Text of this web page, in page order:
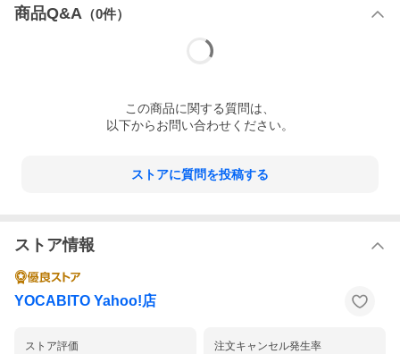
・左右の大型窓で見晴らし＆通気性抜群。
・インナーテントには外部電源コード用のジッパー付き。
・フロントシートは、別売りポールと組み合わせて跳ね上げ可
・持ち運びに便利な専用キャリーバッグが付属。
※火の粉が飛ぶ場所などでの使用はお控えください。
初回お届け日から180日間、適切な使用方法及び用途において製品
に起因する不具合が発生した場合、無償で修理もしくはパーツ交
換等対応いたします。
商品Q&A （0件）
この商品に関する質問は、
以下からお問い合わせください。
ストアに質問を投稿する
ストア情報
YOCABITO Yahoo!店
ストア評価 注文キャンセル発生率